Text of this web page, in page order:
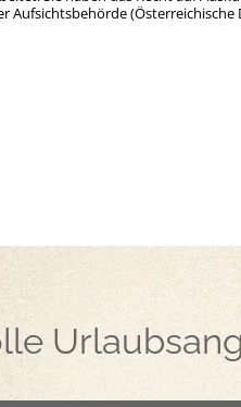
Aufsichtsbehörde